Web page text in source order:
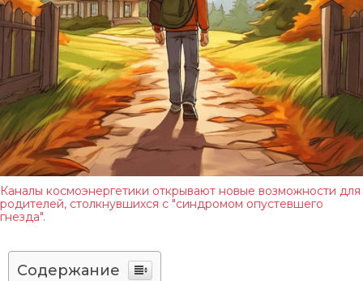
Каналы космоэнергетики открывают новые возможности для
родителей, столкнувшихся с "синдромом опустевшего
гнезда".
Содержание